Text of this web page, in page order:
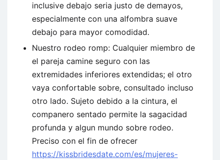
inclusive debajo seria justo de demayos,
especialmente con una alfombra suave
debajo para mayor comodidad.
Nuestro rodeo romp: Cualquier miembro de
el pareja camine seguro con las
extremidades inferiores extendidas; el otro
vaya confortable sobre, consultado incluso
otro lado. Sujeto debido a la cintura, el
companero sentado permite la sagacidad
profunda y algun mundo sobre rodeo.
Preciso con el fin de ofrecer
https://kissbridesdate.com/es/mujeres-